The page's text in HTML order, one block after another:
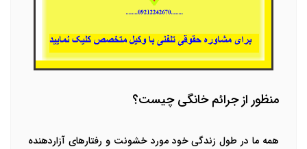
منظور از جرائم خانگی چیست؟
همه ما در طول زندگی خود مورد خشونت و رفتارهای آزاردهنده